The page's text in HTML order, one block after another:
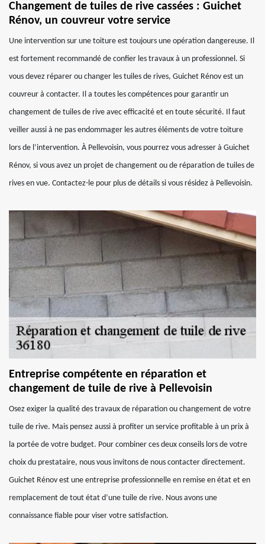
Changement de tuiles de rive cassées : Guichet
Rénov, un couvreur votre service
Une intervention sur une toiture est toujours une opération dangereuse. Il
est fortement recommandé de confier les travaux à un professionnel. Si
vous devez réparer ou changer les tuiles de rives, Guichet Rénov est un
couvreur à contacter. Il a toutes les compétences pour garantir un
changement de tuiles de rive avec efficacité et en toute sécurité. Il faut
veiller aussi à ne pas endommager les autres éléments de votre toiture
lors de l’intervention. À Pellevoisin, vous pourrez vous adresser à Guichet
Rénov, si vous avez un projet de changement ou de réparation de tuiles de
rives en vue. Contactez-le pour plus de détails si vous résidez à Pellevoisin.
Entreprise compétente en réparation et
changement de tuile de rive à Pellevoisin
Osez exiger la qualité des travaux de réparation ou changement de votre
tuile de rive. Mais pensez aussi à profiter un service profitable à un prix à
la portée de votre budget. Pour combiner ces deux conseils lors de votre
choix du prestataire, nous vous invitons de nous contacter directement.
Guichet Rénov est une entreprise professionnelle en remise en état et en
remplacement de tout état d’une tuile de rive. Nous avons une
connaissance fiable pour viser votre satisfaction.